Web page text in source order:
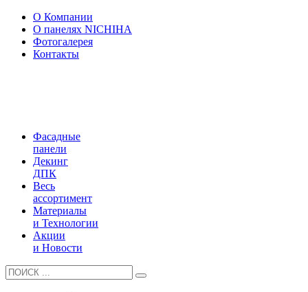
О Компании
О панелях NICHIHA
Фотогалерея
Контакты
Фасадные
панели
Декинг
ДПК
Весь
ассортимент
Материалы
и Технологии
Акции
и Новости